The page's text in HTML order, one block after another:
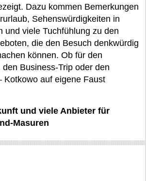
Dazu kommen Bemerkungen
Sehenswürdigkeiten in
und viele Tuchfühlung zu den
die den Besuch denkwürdig
können. Ob für den
Business-Trip oder den
Kotkowo auf eigene Faust
und viele Anbieter für
Masuren